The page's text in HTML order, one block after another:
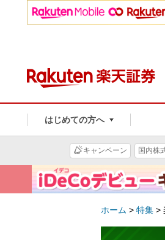
はじめての方へ
キャンペーン 国内株
ホーム > 特集 >